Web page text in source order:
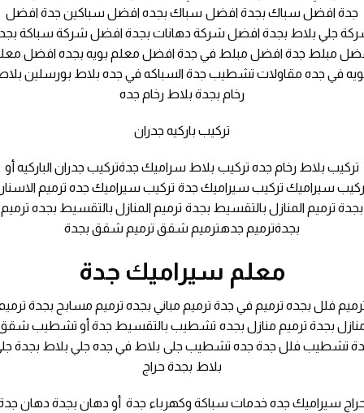
جدة افضل سباك بجدة افضل سباك بجده افضل سباكين جدة افضل
جلي بلاط بجدة افضل شركة دهانات بجدة افضل شركة سباكة
مبلط جدة افضل مبلط في جدة افضل معلم بويه بجده افضل
في جده مقاولات تشطيب جدة السباكه في جده بلاط بورسلين
رخام بجدة بلاط رخام جده
تركيب باركيه جدران
تركيب بلاط رخام جده تركيب بلاط سراميك جدةتركيب جدران الباركيه أو
سيراميك تركيب سيراميك جدة تركيب سيراميك جده ترميم
بجدة ترميم المنازل بالتقسيط بجدة ترميم المنازل بالتقسيط بجده ترميم
بجدةترميم جدهترميم شقق ترميم شقق بجدة
معلم سيراميك جدة
فلل بجده ترميم في جدة ترميم مباني بجده ترميم مسابح بجدة
بجدة ترميم منازل بجده تشطيب بالتقسيط جدة أو تشطيب
تشطيب فلل جدة جده تشطيب جلى بلاط في جده جلي بلاط بجدة
بلاط بجدة حراج
سيراميك جده خدمات سباكة وكهرباء جدة أو دهان بجدة دهان